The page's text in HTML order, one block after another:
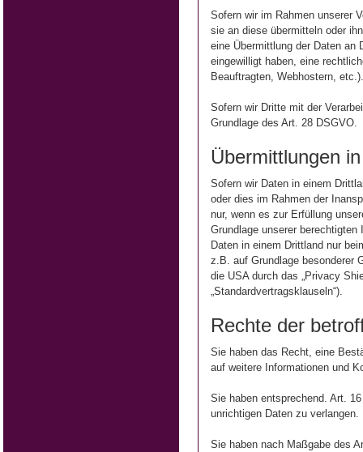
Sofern wir im Rahmen unserer
sie an diese übermitteln oder
eine Übermittlung der Daten an
eingewilligt haben, eine
Beauftragten, Webhostern, etc.).
Sofern wir Dritte mit der
Grundlage des Art. 28 DSGVO.
Übermittlungen
Sofern wir Daten in einem
oder dies im Rahmen der
nur, wenn es zur Erfüllung
Grundlage unserer
Daten in einem Drittland nur
z.B. auf Grundlage besonderer
die USA durch das „Privacy
„Standardvertragsklauseln“).
Rechte der
Sie haben das Recht, eine
auf weitere Informationen und
Sie haben entsprechend. Art.
unrichtigen Daten zu verlangen.
Sie haben nach Maßgabe des